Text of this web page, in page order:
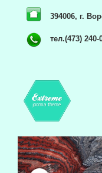
394006, г.
тел.(473) 240-